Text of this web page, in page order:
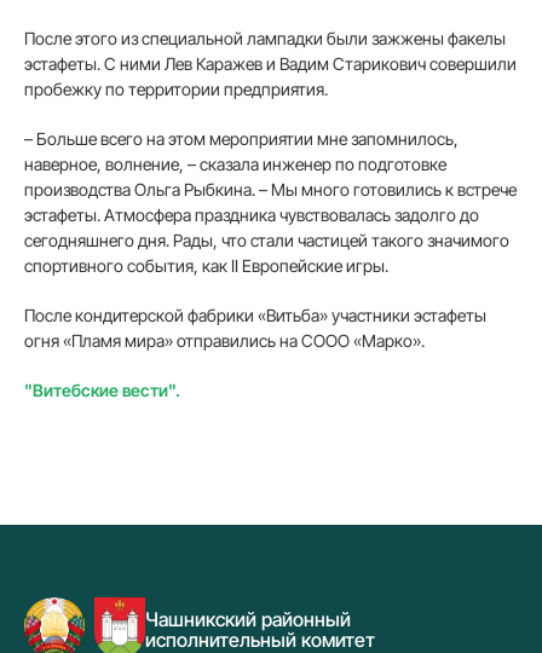
После этого из специальной лампадки были зажжены факелы
эстафеты. С ними Лев Каражев и Вадим Старикович совершили
пробежку по территории предприятия.
– Больше всего на этом мероприятии мне запомнилось,
наверное, волнение, – сказала инженер по подготовке
производства Ольга Рыбкина. – Мы много готовились к встрече
эстафеты. Атмосфера праздника чувствовалась задолго до
сегодняшнего дня. Рады, что стали частицей такого значимого
спортивного события, как II Европейские игры.
После кондитерской фабрики «Витьба» участники эстафеты
огня «Пламя мира» отправились на СООО «Марко».
"Витебские вести".
Чашникский районный
исполнительный комитет